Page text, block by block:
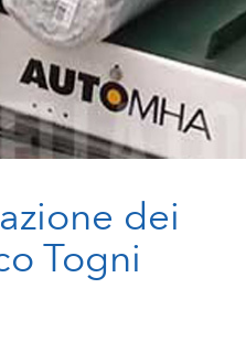
dei
Togni